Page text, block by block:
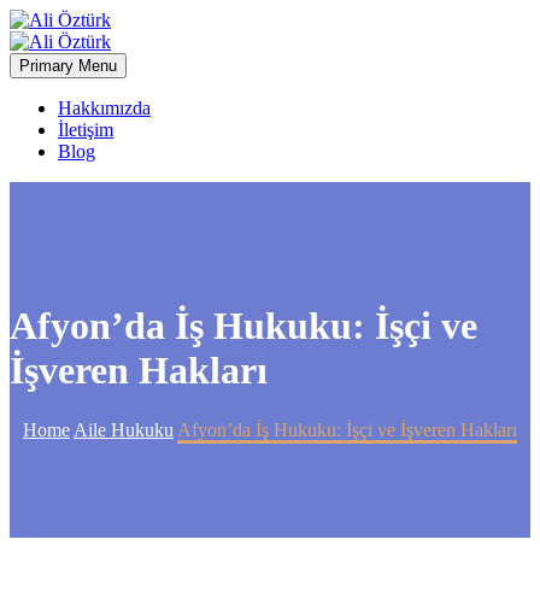
Primary Menu
Hakkımızda
İletişim
Blog
Afyon’da İş Hukuku: İşçi ve
İşveren Hakları
Home Aile Hukuku Afyon’da İş Hukuku: İşçi ve İşveren Hakları